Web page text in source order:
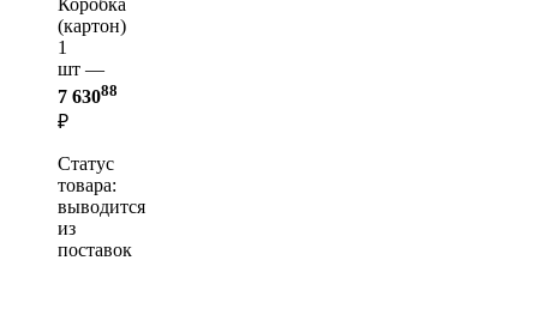
Коробка
(картон)
1
шт —
7 63088
₽
Статус
товара:
выводится
из
поставок